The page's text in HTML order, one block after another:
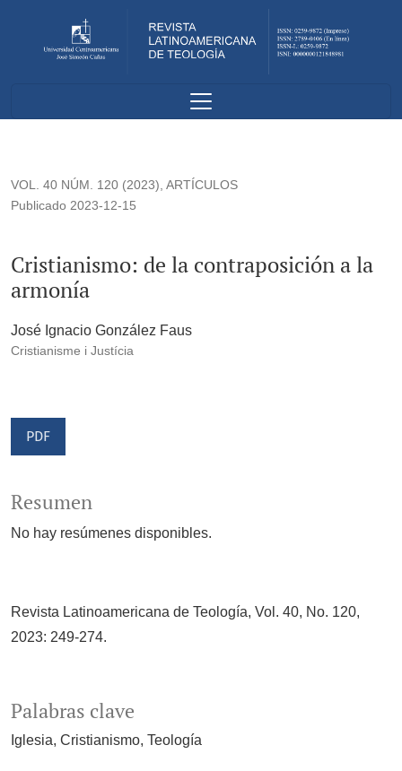
Cristianismo: de la contraposición a la armonía
VOL. 40 NÚM. 120 (2023) ARTÍCULOS
Cristianismo: de la contraposición a la
armonía
Publicado 2023-12-15
José Ignacio González Faus
Cristianisme i Justícia
Acceso mediante suscripción
PDF
Palabras clave
Iglesia Cristianismo Teología
Resumen
No hay resúmenes disponibles.
Revista Latinoamericana de Teología, Vol. 40, No. 120,
2023: 249-274.